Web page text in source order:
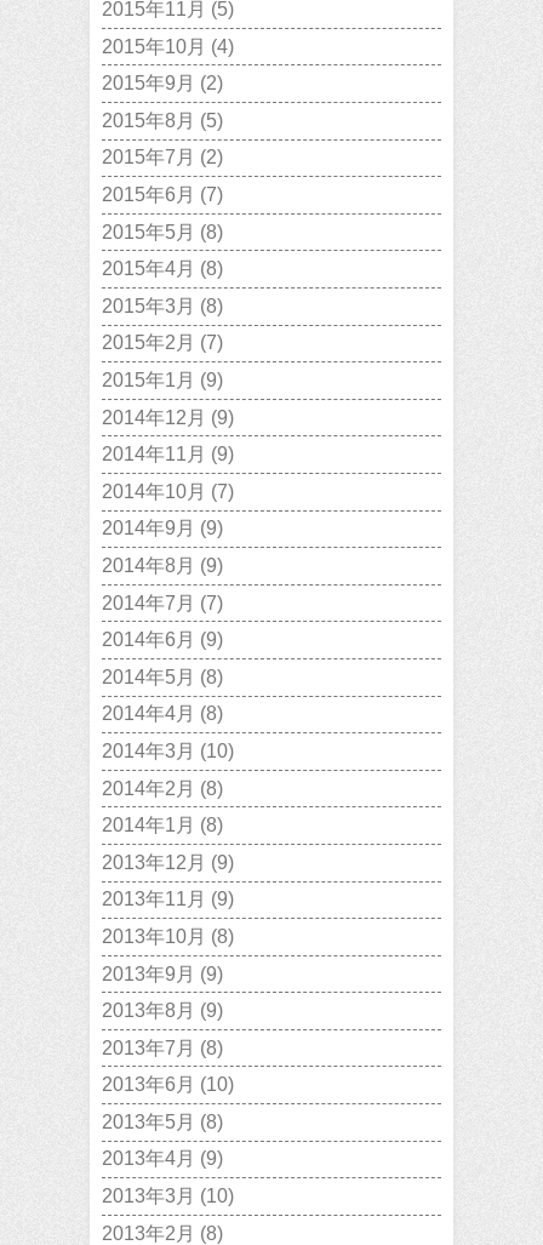
2015年11月 (5)
2015年10月 (4)
2015年9月 (2)
2015年8月 (5)
2015年7月 (2)
2015年6月 (7)
2015年5月 (8)
2015年4月 (8)
2015年3月 (8)
2015年2月 (7)
2015年1月 (9)
2014年12月 (9)
2014年11月 (9)
2014年10月 (7)
2014年9月 (9)
2014年8月 (9)
2014年7月 (7)
2014年6月 (9)
2014年5月 (8)
2014年4月 (8)
2014年3月 (10)
2014年2月 (8)
2014年1月 (8)
2013年12月 (9)
2013年11月 (9)
2013年10月 (8)
2013年9月 (9)
2013年8月 (9)
2013年7月 (8)
2013年6月 (10)
2013年5月 (8)
2013年4月 (9)
2013年3月 (10)
2013年2月 (8)